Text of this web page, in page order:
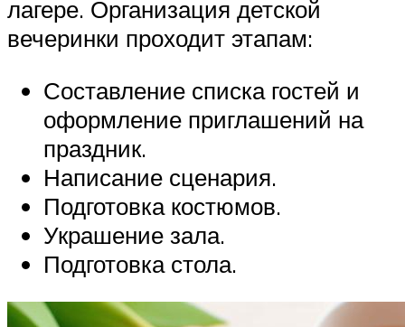
лагере. Организация детской
вечеринки проходит этапам:
Составление списка гостей и
оформление приглашений на
праздник.
Написание сценария.
Подготовка костюмов.
Украшение зала.
Подготовка стола.